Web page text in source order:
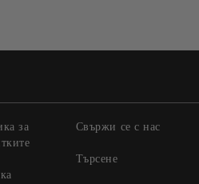
за
Свържи се с нас
Търсене